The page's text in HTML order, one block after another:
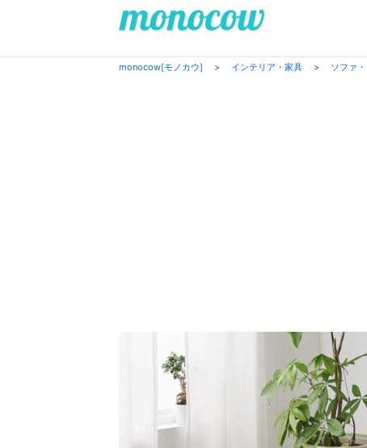
monocow[モノカウ] > インテリア・家具 > ソファ